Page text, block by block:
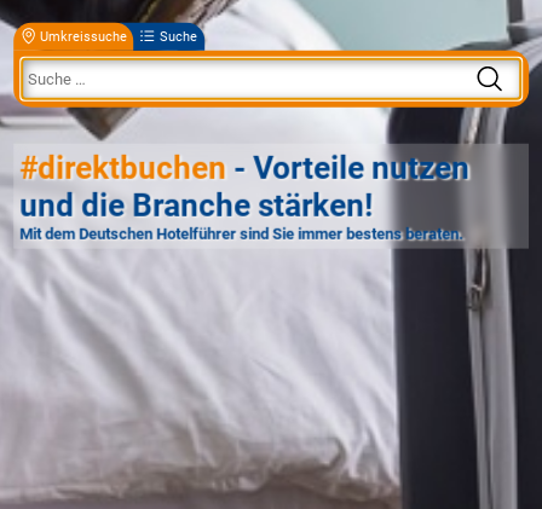
Umkreissuche Suche
#direktbuchen - Vorteile nutzen
und die Branche stärken!
Mit dem Deutschen Hotelführer sind Sie immer bestens beraten.